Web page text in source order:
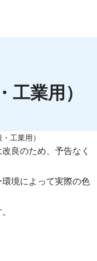
工業用）
工業用）
良のため、予告なく
境によって実際の色